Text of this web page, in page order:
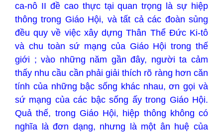
ca-nô II đề cao thực tại quan trọng là sự hiệp
thông trong Giáo Hội, và tất cả các đoàn sủng
đều quy về việc xây dựng Thân Thể Đức Ki-tô
và chu toàn sứ mạng của Giáo Hội trong thế
giới ; vào những năm gần đây, người ta cảm
thấy nhu cầu cần phải giải thích rõ ràng hơn căn
tính của những bậc sống khác nhau, ơn gọi và
sứ mạng của các bậc sống ấy trong Giáo Hội.
Quả thế, trong Giáo Hội, hiệp thông không có
nghĩa là đơn dạng, nhưng là một ân huệ của